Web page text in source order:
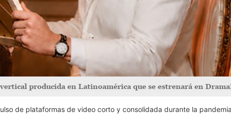
producida en Latinoamérica que se estrenará en
de plataformas de video corto y consolidada durante la